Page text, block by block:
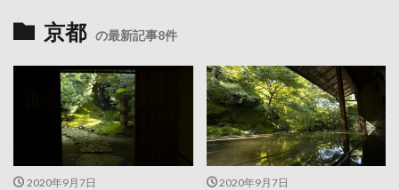
京都 の最新記事8件
2020年9月7日 2020年9月7日